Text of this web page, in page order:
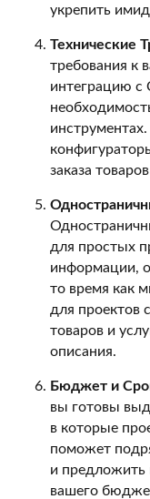
укрепить
Технические
требования к
интеграцию с
заказа
для простых
информации,
то время как
для проектов
товаров и
описания.
Бюджет и
вы готовы
в которые
поможет
и предложить
вашего